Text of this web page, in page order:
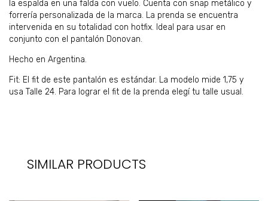
la espalda en una falda con vuelo. Cuenta con snap metálico y
forrería personalizada de la marca. La prenda se encuentra
intervenida en su totalidad con hotfix. Ideal para usar en
conjunto con el pantalón Donovan.
Hecho en Argentina.
Fit: El fit de este pantalón es estándar. La modelo mide 1,75 y
usa Talle 24. Para lograr el fit de la prenda elegí tu talle usual.
SIMILAR PRODUCTS